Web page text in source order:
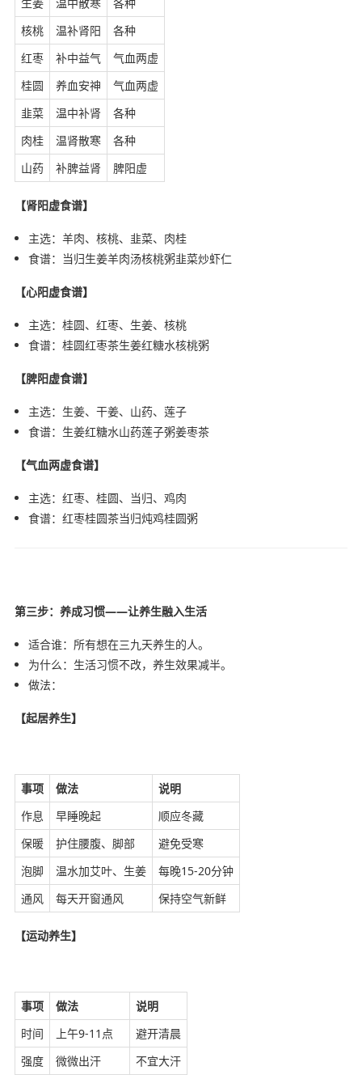
核桃
温补肾阳
各种
红枣
补中益气
气血两虚
桂圆
养血安神
气血两虚
韭菜
温中补肾
各种
肉桂
温肾散寒
各种
山药
补脾益肾 脾阳虚
【肾阳虚食谱】
主选：羊肉、核桃、韭菜、肉桂
食谱：当归生姜羊肉汤核桃粥韭菜炒虾仁
【心阳虚食谱】
主选：桂圆、红枣、生姜、核桃
食谱：桂圆红枣茶生姜红糖水核桃粥
【脾阳虚食谱】
主选：生姜、干姜、山药、莲子
食谱：生姜红糖水山药莲子粥姜枣茶
【气血两虚食谱】
主选：红枣、桂圆、当归、鸡肉
食谱：红枣桂圆茶当归炖鸡桂圆粥
第三步：养成习惯——让养生融入生活
适合谁：所有想在三九天养生的人。
为什么：生活习惯不改，养生效果减半。
做法：
【起居养生】
事项 做法
说明
作息
早睡晚起
顺应冬藏
保暖
护住腰腹、脚部
避免受寒
泡脚
温水加艾叶、生姜
每晚15-20分钟
通风
每天开窗通风 保持空气新鲜
【运动养生】
事项 做法
说明
时间
上午9-11点
避开清晨
强度
微微出汗
不宜大汗